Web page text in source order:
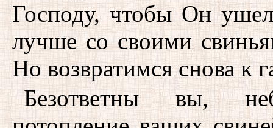
Господу, чтобы Он
лучше со своими
Но возвратимся снова к
Безответны вы,